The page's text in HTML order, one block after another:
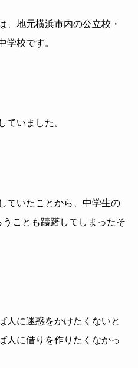
、地元横浜市内の公立校・
学校です。
ていました。
ていたことから、中学生の
ことも躊躇してしまったそ
人に迷惑をかけたくないと
人に借りを作りたくなかっ